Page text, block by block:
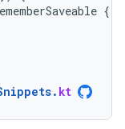
{
. kt